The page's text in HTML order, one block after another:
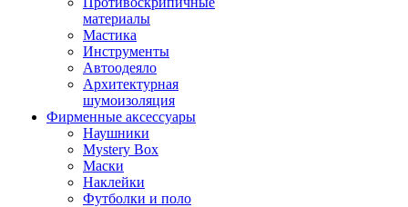
материалы
Мастика
Инструменты
Автоодеяло
Архитектурная
шумоизоляция
Фирменные аксессуары
Наушники
Mystery Box
Маски
Наклейки
Футболки и поло